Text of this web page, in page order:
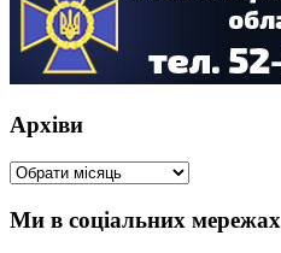
Архіви
Архіви
Ми в соціальних мережах